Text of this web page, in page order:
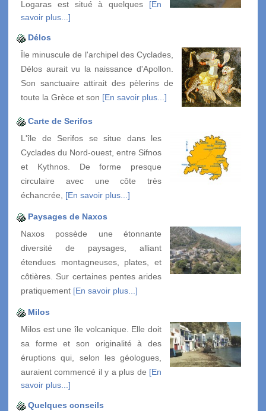
Logaras est situé à quelques [En
savoir plus...]
Délos
Île minuscule de l'archipel des Cyclades,
Délos aurait vu la naissance d'Apollon.
Son sanctuaire attirait des pèlerins de
toute la Grèce et son [En savoir plus...]
Carte de Serifos
L'île de Serifos se situe dans les
Cyclades du Nord-ouest, entre Sifnos
et Kythnos. De forme presque
circulaire avec une côte très
échancrée, [En savoir plus...]
Paysages de Naxos
Naxos possède une étonnante
diversité de paysages, alliant
étendues montagneuses, plates, et
côtières. Sur certaines pentes arides
pratiquement [En savoir plus...]
Milos
Milos est une île volcanique. Elle doit
sa forme et son originalité à des
éruptions qui, selon les géologues,
auraient commencé il y a plus de [En
savoir plus...]
Quelques conseils